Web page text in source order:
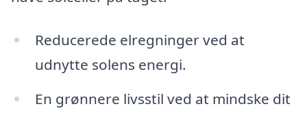
Reducerede elregninger ved at
udnytte solens energi.
En grønnere livsstil ved at mindske dit